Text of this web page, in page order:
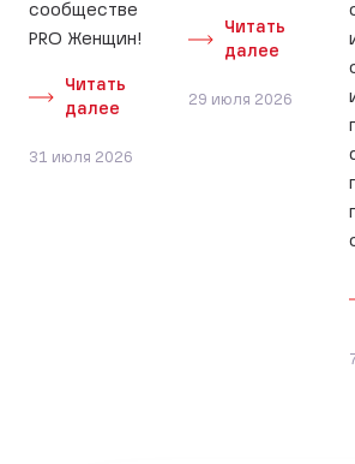
сообществе
PRO Женщин!
Читать
далее
31 июля 2026
Читать
далее
29 июля 2026